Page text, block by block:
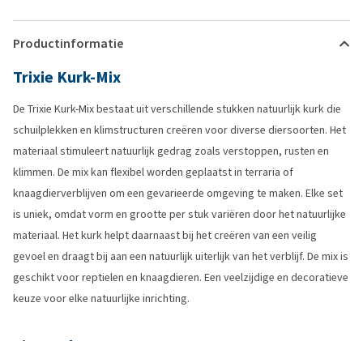
Productinformatie
Trixie Kurk-Mix
De Trixie Kurk-Mix bestaat uit verschillende stukken natuurlijk kurk die
schuilplekken en klimstructuren creëren voor diverse diersoorten. Het
materiaal stimuleert natuurlijk gedrag zoals verstoppen, rusten en
klimmen. De mix kan flexibel worden geplaatst in terraria of
knaagdierverblijven om een gevarieerde omgeving te maken. Elke set
is uniek, omdat vorm en grootte per stuk variëren door het natuurlijke
materiaal. Het kurk helpt daarnaast bij het creëren van een veilig
gevoel en draagt bij aan een natuurlijk uiterlijk van het verblijf. De mix is
geschikt voor reptielen en knaagdieren. Een veelzijdige en decoratieve
keuze voor elke natuurlijke inrichting.